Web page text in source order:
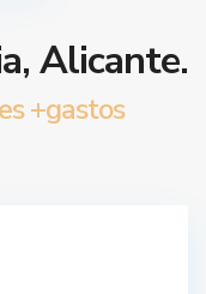
Alicante.
+gastos